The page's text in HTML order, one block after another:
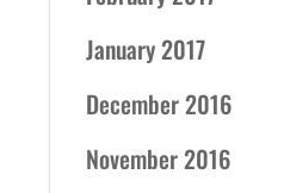
January 2017
December 2016
November 2016